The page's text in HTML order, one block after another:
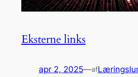
Eksterne links
apr 2, 2025—af